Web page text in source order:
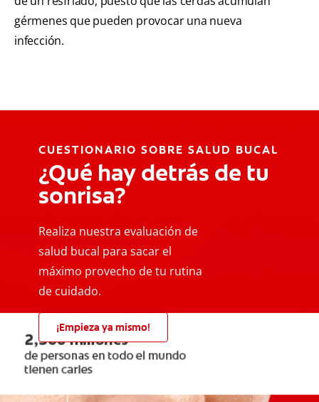
gérmenes que pueden provocar una nueva
infección.
CUESTIONARIO SOBRE SALUD BUCAL
¿Qué hay detrás de tu
sonrisa?
Realiza nuestra evaluación de
salud bucal para sacar el
máximo provecho de tu rutina
de cuidado.
¡Empieza ya mismo!